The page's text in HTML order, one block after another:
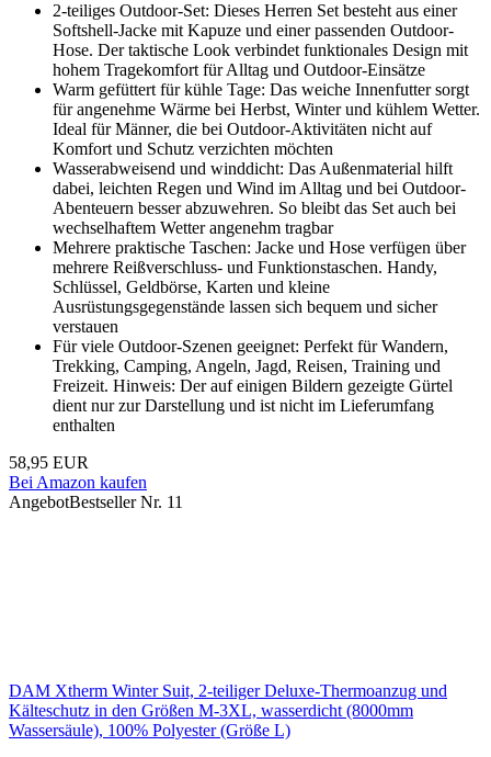
2-teiliges Outdoor-Set: Dieses Herren Set besteht aus einer
Softshell-Jacke mit Kapuze und einer passenden Outdoor-
Hose. Der taktische Look verbindet funktionales Design mit
hohem Tragekomfort für Alltag und Outdoor-Einsätze
Warm gefüttert für kühle Tage: Das weiche Innenfutter sorgt
für angenehme Wärme bei Herbst, Winter und kühlem Wetter.
Ideal für Männer, die bei Outdoor-Aktivitäten nicht auf
Komfort und Schutz verzichten möchten
Wasserabweisend und winddicht: Das Außenmaterial hilft
dabei, leichten Regen und Wind im Alltag und bei Outdoor-
Abenteuern besser abzuwehren. So bleibt das Set auch bei
wechselhaftem Wetter angenehm tragbar
Mehrere praktische Taschen: Jacke und Hose verfügen über
mehrere Reißverschluss- und Funktionstaschen. Handy,
Schlüssel, Geldbörse, Karten und kleine
Ausrüstungsgegenstände lassen sich bequem und sicher
verstauen
Für viele Outdoor-Szenen geeignet: Perfekt für Wandern,
Trekking, Camping, Angeln, Jagd, Reisen, Training und
Freizeit. Hinweis: Der auf einigen Bildern gezeigte Gürtel
dient nur zur Darstellung und ist nicht im Lieferumfang
enthalten
58,95 EUR
Bei Amazon kaufen
AngebotBestseller Nr. 11
DAM Xtherm Winter Suit, 2-teiliger Deluxe-Thermoanzug und
Kälteschutz in den Größen M-3XL, wasserdicht (8000mm
Wassersäule), 100% Polyester (Größe L)